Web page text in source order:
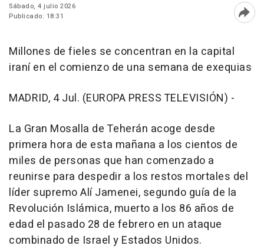
Sábado, 4 julio 2026
Publicado: 18:31
Millones de fieles se concentran en la capital
iraní en el comienzo de una semana de exequias
MADRID, 4 Jul. (EUROPA PRESS TELEVISIÓN) -
La Gran Mosalla de Teherán acoge desde
primera hora de esta mañana a los cientos de
miles de personas que han comenzado a
reunirse para despedir a los restos mortales del
líder supremo Alí Jamenei, segundo guía de la
Revolución Islámica, muerto a los 86 años de
edad el pasado 28 de febrero en un ataque
combinado de Israel y Estados Unidos.